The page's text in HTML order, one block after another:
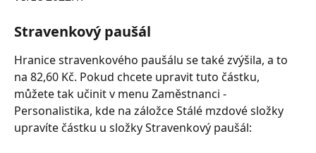
Stravenkový paušál
Hranice stravenkového paušálu se také zvýšila, a to
na 82,60 Kč. Pokud chcete upravit tuto částku,
můžete tak učinit v menu Zaměstnanci -
Personalistika, kde na záložce Stálé mzdové složky
upravíte částku u složky Stravenkový paušál: